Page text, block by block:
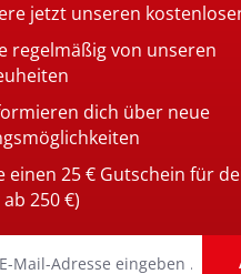
jetzt unseren
regelmäßig von unseren
dich über neue
einen 25 € Gutschein für
250 €)